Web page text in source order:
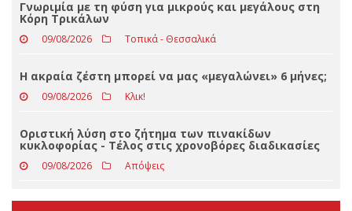
Μεταγραφικός «πυρετός» στο ΠΑΣΟΚ μετά το
καλοκαίρι
09/08/2026 Αιχμηρά
Γνωριμία με τη φύση για μικρούς και μεγάλους στη
Κόρη Τρικάλων
Η ακραία ζέστη μπορεί να μας «μεγαλώνει» 6 μήνες;
09/08/2026 Κλικ!
Οριστική λύση στο ζήτημα των πινακίδων